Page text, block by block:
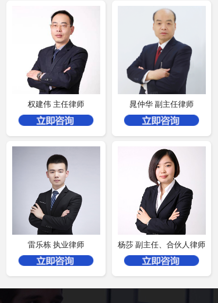
权建伟 主任律师 晁仲华 副主任律师
雷乐栋 执业律师 杨莎 副主任、合伙人律师